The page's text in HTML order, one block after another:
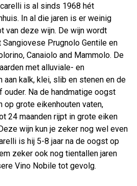
is al sinds 1968 hét
In al die jaren is er weinig
van deze wijn. De wijn wordt
Prugnolo Gentile en
Canaiolo and Mammolo. De
met alluviale- en
aan kalk, klei, slib en stenen en de
ouder. Na de handmatige oogst
op grote eikenhouten vaten,
24 maanden rijpt in grote eiken
wijn kun je zeker nog wel even
is hij 5-8 jaar na de oogst op
zeker ook nog tientallen jaren
Vino Nobile tot gevolg.